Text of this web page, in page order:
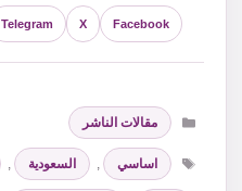
Facebook
X
Telegram
التصنيفات
مقالات الناشر
الوسوم
اساسي , السعودية ,